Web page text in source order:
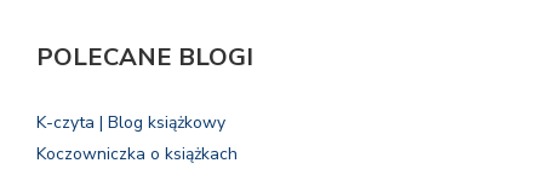
POLECANE BLOGI
K-czyta | Blog książkowy
Koczowniczka o książkach